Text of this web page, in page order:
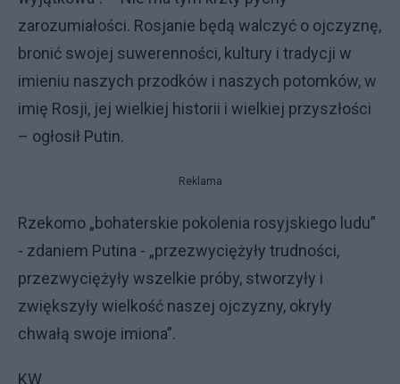
zarozumiałości. Rosjanie będą walczyć o ojczyznę,
bronić swojej suwerenności, kultury i tradycji w
imieniu naszych przodków i naszych potomków, w
imię Rosji, jej wielkiej historii i wielkiej przyszłości
– ogłosił Putin.
Reklama
Rzekomo „bohaterskie pokolenia rosyjskiego ludu”
- zdaniem Putina - „przezwyciężyły trudności,
przezwyciężyły wszelkie próby, stworzyły i
zwiększyły wielkość naszej ojczyzny, okryły
chwałą swoje imiona”.
KW